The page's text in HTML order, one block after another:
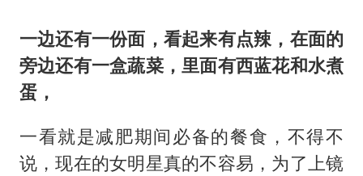
一边还有一份面，看起来有点辣，在面的
旁边还有一盒蔬菜，里面有西蓝花和水煮
蛋，
一看就是减肥期间必备的餐食，不得不
说，现在的女明星真的不容易，为了上镜